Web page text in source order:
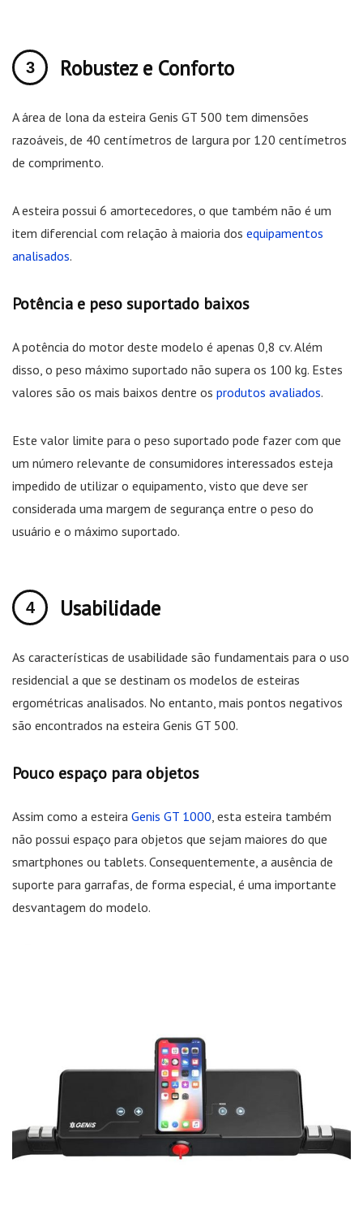
Robustez e Conforto
A área de lona da esteira Genis GT 500 tem dimensões
razoáveis, de 40 centímetros de largura por 120 centímetros
de comprimento.
A esteira possui 6 amortecedores, o que também não é um
item diferencial com relação à maioria dos equipamentos
analisados.
Potência e peso suportado baixos
A potência do motor deste modelo é apenas 0,8 cv. Além
disso, o peso máximo suportado não supera os 100 kg. Estes
valores são os mais baixos dentre os produtos avaliados.
Este valor limite para o peso suportado pode fazer com que
um número relevante de consumidores interessados esteja
impedido de utilizar o equipamento, visto que deve ser
considerada uma margem de segurança entre o peso do
usuário e o máximo suportado.
Usabilidade
As características de usabilidade são fundamentais para o uso
residencial a que se destinam os modelos de esteiras
ergométricas analisados. No entanto, mais pontos negativos
são encontrados na esteira Genis GT 500.
Pouco espaço para objetos
Assim como a esteira Genis GT 1000 , esta esteira também
não possui espaço para objetos que sejam maiores do que
smartphones ou tablets. Consequentemente, a ausência de
suporte para garrafas, de forma especial, é uma importante
desvantagem do modelo.